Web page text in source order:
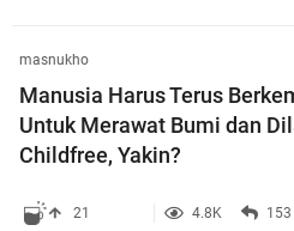
masnukho
Manusia Harus Terus
Untuk Merawat Bumi dan
Childfree, Yakin?
21 4.8K 153